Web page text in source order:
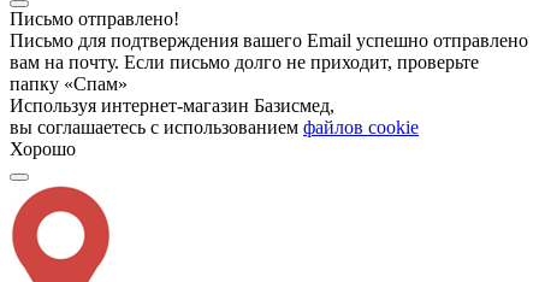
Письмо отправлено!
Письмо для подтверждения вашего Email успешно отправлено
вам на почту. Если письмо долго не приходит, проверьте
папку «Спам»
Используя интернет-магазин Базисмед,
вы соглашаетесь с использованием файлов cookie
Хорошо